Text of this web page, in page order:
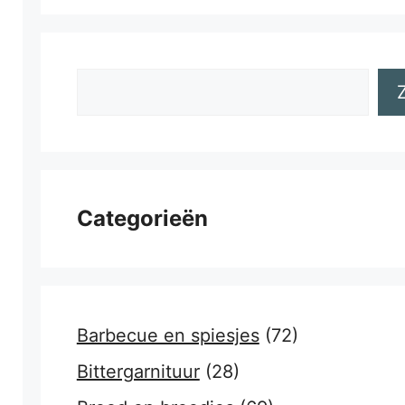
Categorieën
Barbecue en spiesjes(72)
Bittergarnituur(28)